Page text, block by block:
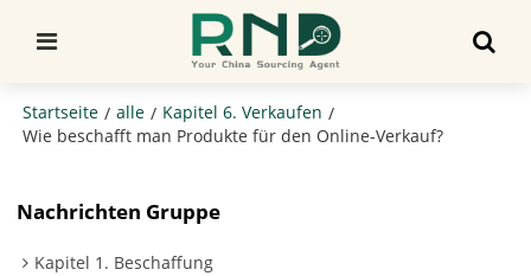
Startseite / alle / Kapitel 6. Verkaufen /
Wie beschafft man Produkte für den Online-Verkauf?
Nachrichten Gruppe
Kapitel 1. Beschaffung